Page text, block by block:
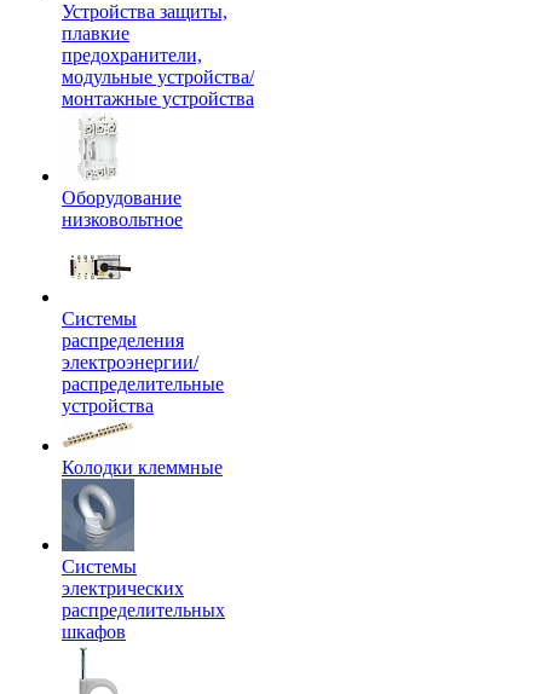
Устройства защиты,
плавкие
предохранители,
модульные устройства/
монтажные устройства
Оборудование
низковольтное
Системы
распределения
электроэнергии/
распределительные
устройства
Колодки клеммные
Системы
электрических
распределительных
шкафов